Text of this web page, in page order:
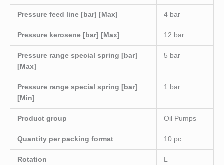
Pressure feed line [bar] [Max] 4 bar
Pressure kerosene [bar] [Max] 12 bar
Pressure range special spring [bar]
[Max]
5 bar
Pressure range special spring [bar]
[Min]
1 bar
Product group Oil Pumps
Quantity per packing format 10 pc
Rotation L